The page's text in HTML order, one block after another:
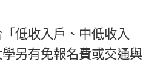
「 低收入戶 、 中低收入
另有免報名費或交通與